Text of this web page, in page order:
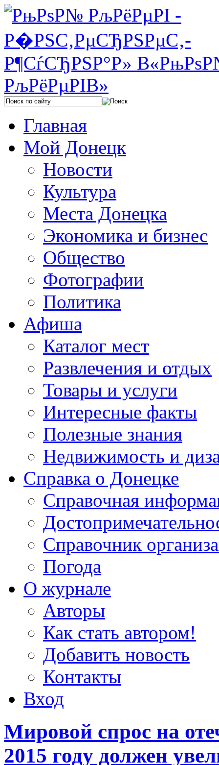
Главная
Мой Донецк
Новости
Культура
Места Донецка
Экономика и бизнес
Общество
Фотографии
Политика
Афиша
Каталог мест
Развлечения и отдых
Товары и услуги
Интересные факты
Полезные знания
Недвижимость и
Справка о Донецке
Справочная
Справочник
Погода
О журнале
Авторы
Как стать автором!
Добавить новость
Контакты
Вход
Мировой спрос на
2015 году должен